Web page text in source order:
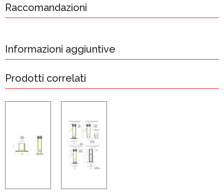
Raccomandazioni
Informazioni aggiuntive
Prodotti correlati